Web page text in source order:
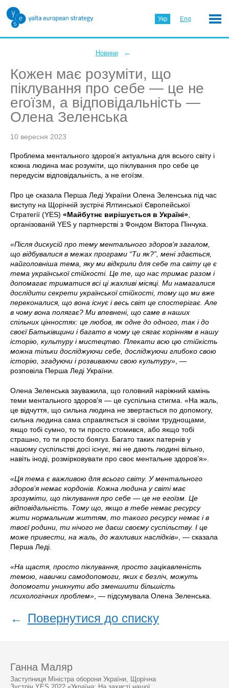
Укр Eng
Новини ←
Кожен має розуміти, що
піклування про себе — це не
егоїзм, а відповідальність —
Олена Зеленська
10 вересня 2023
Проблема ментального здоров’я актуальна для всього світу і
кожна людина має розуміти, що піклування про себе це
передусім відповідальність, а не егоїзм.
Про це сказала Перша Леді України Олена Зеленська під час
виступу на Щорічній зустрічі Ялтинської Європейської
Стратегії (YES) «Майбутнє вирішується в Україні»
організованій YES у партнерстві з Фондом Віктора Пінчука.
«Після дискусій про тему ментального здоров’я загалом,
що відбувалися в межах програми “Ти як?”, мені здається,
найголовніша тема, яку ми відкрили для себе та світу це є
тема української стійкості. Це те, що нас тримає разом і
допомагає триматися всі ці жахливі місяці. Ми намагалися
дослідити секрети української стійкості, тому що ми вже
переконалися, що вона існує і весь світ це спостерігає. Але
в чому вона полягає? Ми впевнені, що саме в наших
спільних цінностях: це любов, як одне до одного, так і до
своєї Батьківщини і багато в чому це сягає корінням в нашу
історію, культуру і мистецтво. Плекати всю цю стійкість
можна тільки досліджуючи себе, досліджуючи глибоко свою
історію, згадуючи і розвиваючи свою культуру» , —
розповіла Перша Леді України.
Олена Зеленська зауважила, що головний наріжний камінь
теми ментального здоров’я — це суспільна стигма. «На жаль,
це відчуття, що сильна людина не звертається по допомогу,
сильна людина сама справляється зі своїми труднощами,
якщо тобі сумно, то ти просто стомився, або якщо тобі
страшно, то ти просто боягуз. Багато таких патернів у
нашому суспільстві досі існує, які не дають людині вільно,
навіть іноді, розмірковувати про своє ментальне здоров’я».
«Ця тема є важливою для всього світу. У ментального
здоров’я немає кордонів. Кожна людина у світі має
зрозуміти, що піклування про себе — це не егоїзм. Це
відповідальність. Тому що, якщо в тебе немає ресурсу
жити нормальним життям, то такого ресурсу немає і в
твоєї родини, ти нічого не даєш своєму суспільству. І це
може привести, на жаль, до жахливих наслідків» , — сказала
Перша Леді.
«На щастя, просто піклування, просто зацікавленість
темою, навички самодопомоги, яких є безліч, можуть
допомогти уникнути або зменшити більшість
психологічних проблем» , — підсумувала Олена Зеленська.
← Повернутися до списку
Ганна Маляр
Заступниця Міністра оборони України, Щорічна